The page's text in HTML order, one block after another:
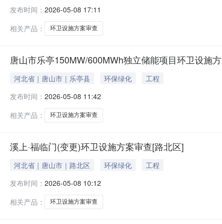
发布时间： 2026-05-08 17:11
相关产品：
环卫设施方案审查
唐山市乐亭150MW/600MWh独立储能项目环卫设施
河北省｜唐山市｜乐亭县 环保绿化
工程
发布时间： 2026-05-08 11:42
相关产品：
环卫设施方案审查
溪上·福临门(变更)环卫设施方案审查[路北区]
河北省｜唐山市｜路北区 环保绿化
工程
发布时间： 2026-05-08 10:12
相关产品：
环卫设施方案审查